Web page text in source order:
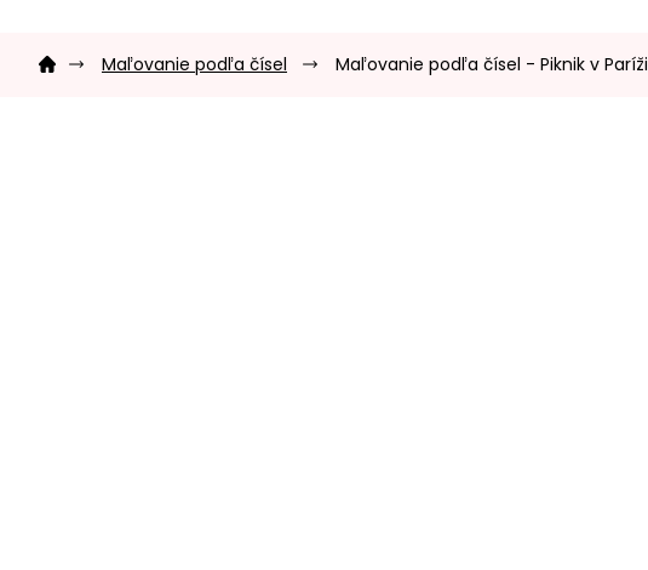
Domov Maľovanie podľa čísel Maľovanie podľa čísel - Piknik v Paríži